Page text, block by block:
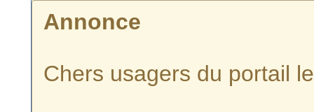
Annonce
Chers usagers du portail